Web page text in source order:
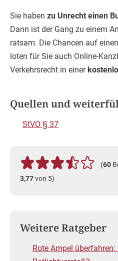
Sie haben zu Unrecht einen
Dann ist der Gang zu einem
ratsam. Die Chancen auf
loten für Sie auch Online-
Verkehrsrecht in einer
Quellen und
StVO § 37
(60
3,77von 5)
Weitere Ratgeber
Rote Ampel